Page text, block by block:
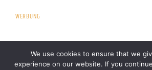
WERBUNG
We use cookies to ensure that we
experience on our website. If you